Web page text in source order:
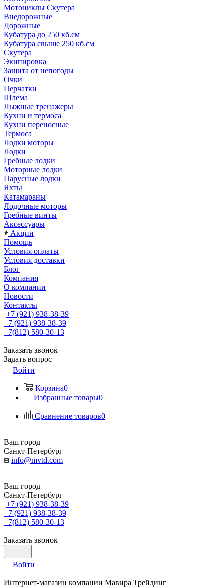
Мотоциклы Скутера
Внедорожные
Дорожные
Кубатура до 250 кб.см
Кубатура свыше 250 кб.см
Скутера
Экипировка
Защита от непогоды
Очки
Перчатки
Шлема
Лыжные тренажеры
Кухни и термоса
Кухни переносные
Термоса
Лодки моторы
Лодки
Гребные лодки
Моторные лодки
Парусные лодки
Яхты
Катамараны
Лодочные моторы
Гребные винты
Аксессуары
Акции
Помощь
Условия оплаты
Условия доставки
Блог
Компания
О компании
Новости
Контакты
+7 (921) 938-38-39
+7 (921) 938-38-39
+7(812) 580-30-13
Заказать звонок
Задать вопрос
Войти
Корзина0
Избранные товары0
Сравнение товаров0
Ваш город
Санкт-Петербург
info@mvtd.com
Ваш город
Санкт-Петербург
+7 (921) 938-38-39
+7 (921) 938-38-39
+7(812) 580-30-13
Заказать звонок
Войти
Интернет-магазин компании Мавира Трейдинг